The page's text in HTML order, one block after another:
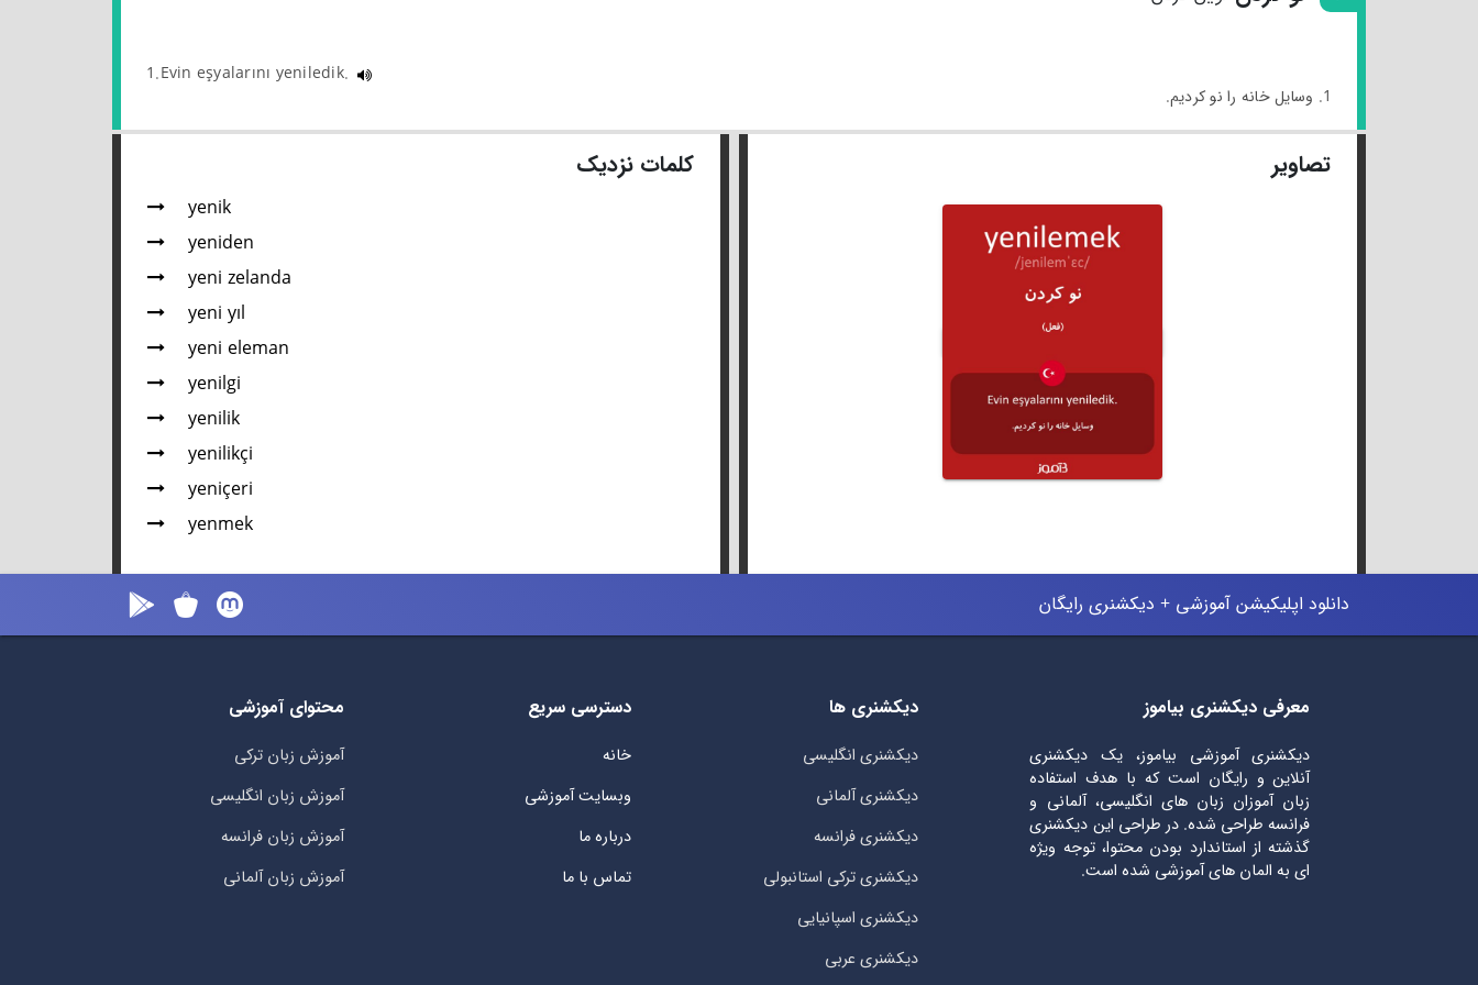
1.Evin eşyalarını yeniledik.
1. وسایل خانه را نو کردیم.
تصاویر کلمات نزدیک
yenik
yeniden
yeni zelanda
yeni yıl
yeni eleman
yenilgi
yenilik
yenilikçi
yeniçeri
yenmek
دانلود اپلیکیشن آموزشی + دیکشنری رایگان
معرفی دیکشنری بیاموز
دیکشنری آموزشی بیاموز، یک دیکشنری
آنلاین و رایگان است که با هدف استفاده
زبان آموزان زبان های انگلیسی، آلمانی و
فرانسه طراحی شده. در طراحی این دیکشنری
گذشته از استاندارد بودن محتوا، توجه ویژه
ای به المان های آموزشی شده است.
دیکشنری ها
دیکشنری انگلیسی
دیکشنری آلمانی
دیکشنری فرانسه
دیکشنری ترکی استانبولی
دیکشنری اسپانیایی
دیکشنری عربی
دسترسی سریع
خانه
وبسایت آموزشی
درباره ما
تماس با ما
محتوای آموزشی
آموزش زبان ترکی
آموزش زبان انگلیسی
آموزش زبان فرانسه
آموزش زبان آلمانی